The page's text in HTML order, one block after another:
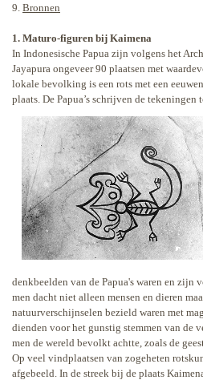
9. Bronnen
1. Maturo-figuren bij Kaimena
In Indonesische Papua zijn volgens het
Jayapura ongeveer 90 plaatsen met
lokale bevolking is een rots met een
plaats. De Papua’s schrijven de
denkbeelden van de Papua's waren en zijn
men dacht niet alleen mensen en dieren
natuurverschijnselen bezield waren met
dienden voor het gunstig stemmen van de
men de wereld bevolkt achtte, zoals de
Op veel vindplaatsen van zogeheten
afgebeeld. In de streek bij de plaats